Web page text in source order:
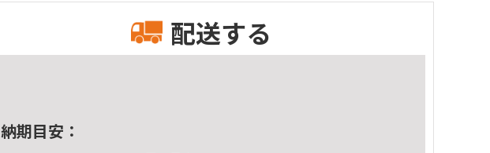
配送する
納期目安：